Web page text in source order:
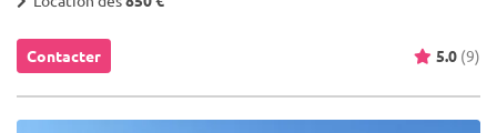
Contacter 5.0 (9)